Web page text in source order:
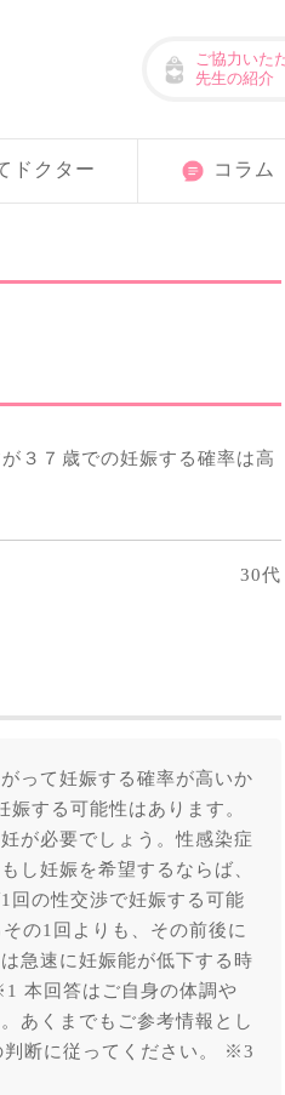
ご協力いた
先生の紹介
ドクター コラム
３７歳での妊娠する確率は高
30代
って妊娠する確率が高いか
する可能性はあります。
が必要でしょう。性感染症
し妊娠を希望するならば、
回の性交渉で妊娠する可能
の1回よりも、その前後に
急速に妊娠能が低下する時
本回答はご自身の体調や
あくまでもご参考情報とし
断に従ってください。 ※3